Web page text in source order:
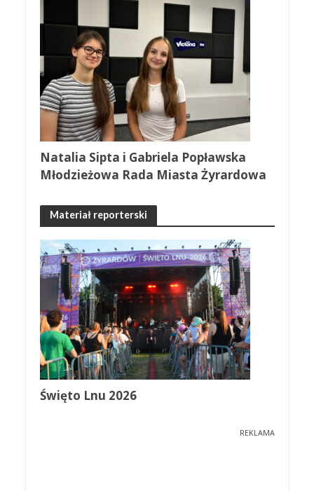
Natalia Sipta i Gabriela Popławska
Młodzieżowa Rada Miasta Żyrardowa
Materiał reporterski
Święto Lnu 2026
REKLAMA